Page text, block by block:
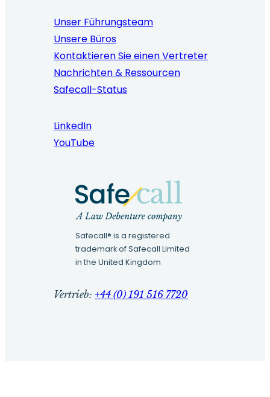
Unser Führungsteam
Unsere Büros
Kontaktieren Sie einen Vertreter
Nachrichten & Ressourcen
Safecall-Status
LinkedIn
YouTube
Safecall® is a registered
trademark of Safecall Limited
in the United Kingdom
Vertrieb: +44 (0) 191 516 7720